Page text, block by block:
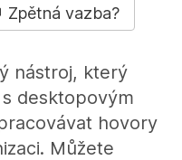
Zpětná vazba?
nástroj, který
desktopovým
hovory
Můžete